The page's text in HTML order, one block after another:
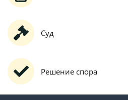
Суд
Решение спора